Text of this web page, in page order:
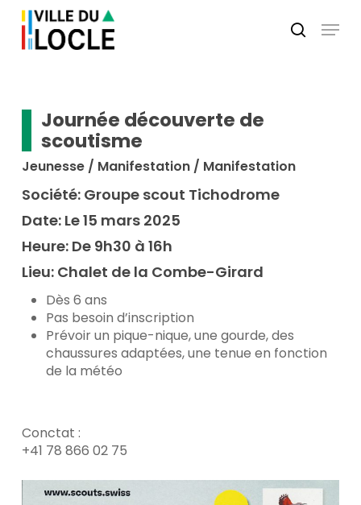
Skip
main
search
Menu
Journée découverte de
scoutisme
Jeunesse / Manifestation / Manifestation
Société:Groupe scout Tichodrome
Date:Le 15 mars 2025
Heure:De 9h30 à 16h
Lieu:Chalet de la Combe-Girard
Dès 6 ans
Pas besoin d’inscription
Prévoir un pique-nique, une gourde, des
chaussures adaptées, une tenue en fonction
de la météo
Conctat :
+41 78 866 02 75